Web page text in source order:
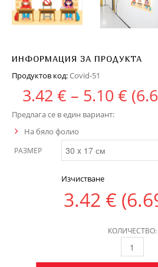
ИНФОРМАЦИЯ ЗА ПРОДУКТА
Продуктов код:Covid-51
3.42 € – 5.10 €
Предлага се в един вариант:
На бяло фолио
РАЗМЕР
Изчистване
3.42 €
КОЛИЧЕСТВО: